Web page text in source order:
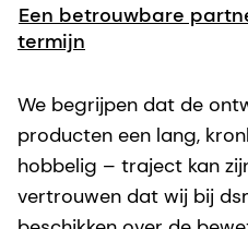
Een betrouwbare
termijn
We begrijpen dat de
producten een lang,
hobbelig – traject kan
vertrouwen dat wij bij